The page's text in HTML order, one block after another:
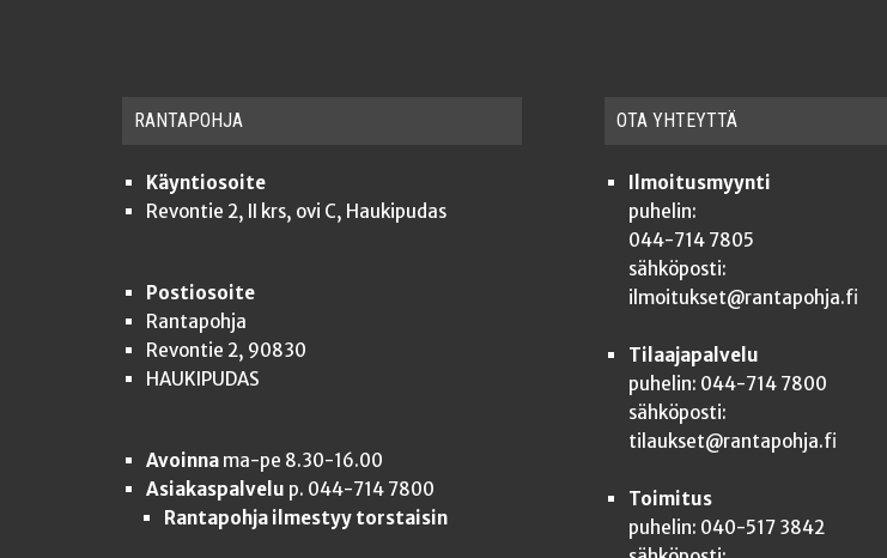
RAN­TA­POH­JA
Käyntiosoite
Revontie 2, II krs, ovi C, Haukipudas
Postiosoite
Rantapohja
Revontie 2, 90830
HAUKIPUDAS
Avoinna ma-pe 8.30-16.00
Asiakaspalvelu p. 044-714 7800
Rantapohja ilmestyy torstaisin
OTA YHTEYT­TÄ
Ilmoitusmyynti
puhelin:
044-714 7805
sähköposti:
ilmoitukset@rantapohja.fi
Tilaajapalvelu
puhelin: 044-714 7800
sähköposti:
tilaukset@rantapohja.fi
Toimitus
puhelin: 040-517 3842